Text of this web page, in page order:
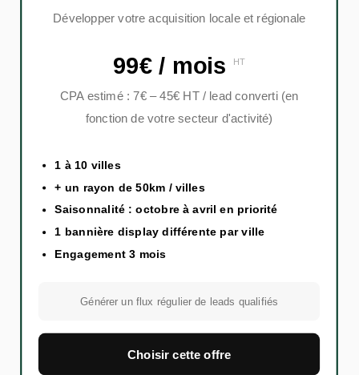
Développer votre acquisition locale et régionale
99€ / mois HT
CPA estimé : 7€ – 45€ HT / lead converti (en
fonction de votre secteur d'activité)
1 à 10 villes
+ un rayon de 50km / villes
Saisonnalité : octobre à avril en priorité
1 bannière display différente par ville
Engagement 3 mois
Générer un flux régulier de leads qualifiés
Choisir cette offre